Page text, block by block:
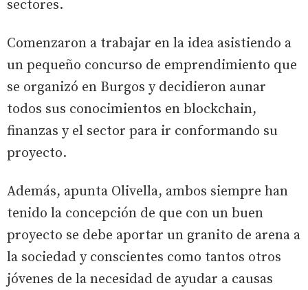
sectores.
Comenzaron a trabajar en la idea asistiendo a
un pequeño concurso de emprendimiento que
se organizó en Burgos y decidieron aunar
todos sus conocimientos en blockchain,
finanzas y el sector para ir conformando su
proyecto.
Además, apunta Olivella, ambos siempre han
tenido la concepción de que con un buen
proyecto se debe aportar un granito de arena a
la sociedad y conscientes como tantos otros
jóvenes de la necesidad de ayudar a causas